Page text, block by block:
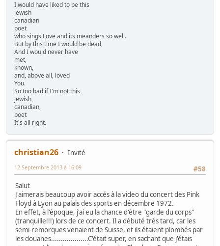
I would have liked to be this
jewish
canadian
poet
who sings Love and its meanders so well.
But by this time I would be dead,
And I would never have
met,
known,
and, above all, loved
You.
So too bad if I'm not this
jewish,
canadian,
poet
It's all right.
christian26
Invité
#58
12 Septembre 2013 à 16:09
Salut
J'aimerais beaucoup avoir accés à la video du concert des Pink
Floyd à Lyon au palais des sports en décembre 1972.
En effet, à l'époque, j'ai eu la chance d'étre "garde du corps"
(tranquille!!!) lors de ce concert. Il a débuté trés tard, car les
semi-remorques venaient de Suisse, et ils étaient plombés par
les douanes...................C'était super, en sachant que j'étais